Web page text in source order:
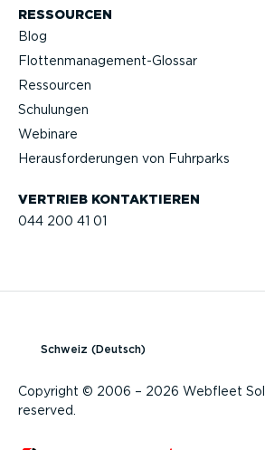
VERTRIEB KONTAK­TIEREN
044 200 41 01
RESSOURCEN
Blog
Flotten­management-Glossar
Ressourcen
Schulungen
Webinare
Heraus­for­de­rungen von Fuhrparks
Copyright © 2006 – 2026 Webfleet
reserved.
Schweiz (Deutsch)